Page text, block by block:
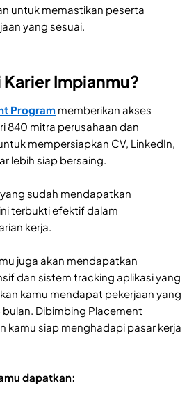
untuk memastikan peserta
yang sesuai.
Impianmu?
Program memberikan akses
840 mitra perusahaan dan
mempersiapkan CV, LinkedIn,
lebih siap bersaing.
sudah mendapatkan
terbukti efektif dalam
kerja.
juga akan mendapatkan
dan sistem tracking aplikasi yang
kamu mendapat pekerjaan yang
Dibimbing Placement
kamu siap menghadapi pasar kerja
dapatkan: